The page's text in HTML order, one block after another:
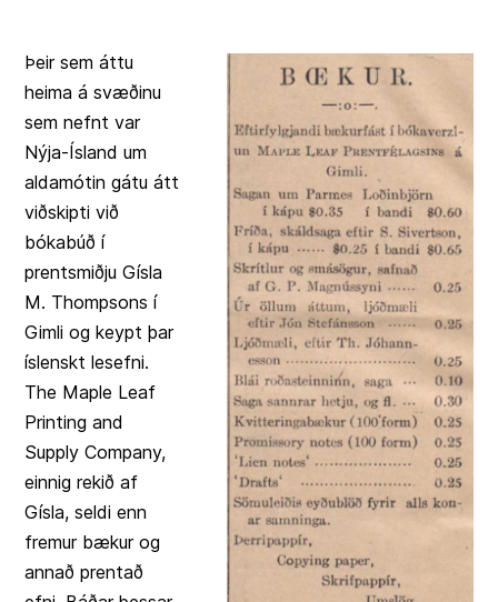
Þeir sem áttu
heima á svæðinu
sem nefnt var
Nýja-Ísland um
aldamótin gátu átt
viðskipti við
bókabúð í
prentsmiðju Gísla
M. Thompsons í
Gimli og keypt þar
íslenskt lesefni.
The Maple Leaf
Printing and
Supply Company,
einnig rekið af
Gísla, seldi enn
fremur bækur og
annað prentað